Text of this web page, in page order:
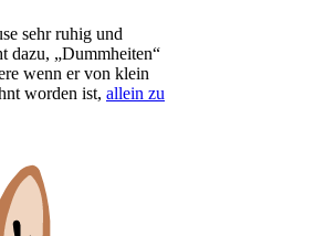
sehr ruhig und
dazu, „Dummheiten“
wenn er von klein
worden ist, allein zu